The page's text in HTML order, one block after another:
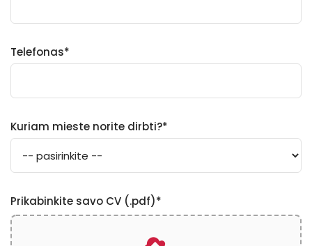
Telefonas*
Kuriam mieste norite dirbti?*
Prikabinkite savo CV (.pdf)*